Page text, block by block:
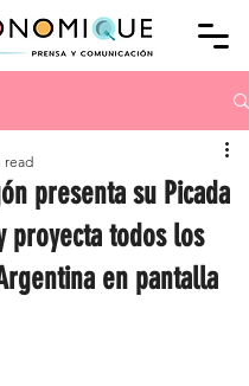
presenta su Picada
proyecta todos los
en pantalla
read